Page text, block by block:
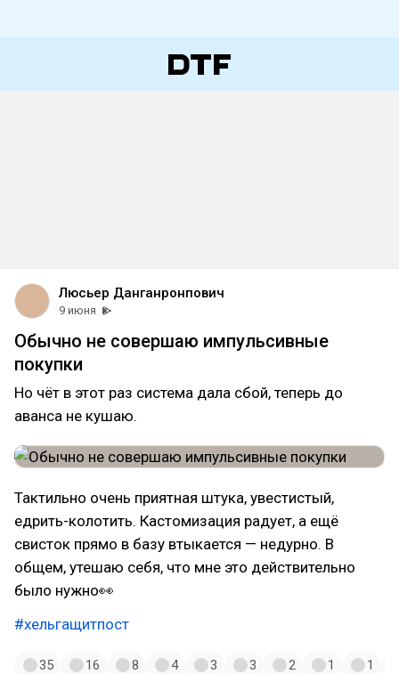
Люсьер Данганронпович
9 июня
Обычно не совершаю импульсивные
покупки
Но чёт в этот раз система дала сбой, теперь до
аванса не кушаю.
Тактильно очень приятная штука, увестистый,
едрить-колотить. Кастомизация радует, а ещё
свисток прямо в базу втыкается — недурно. В
общем, утешаю себя, что мне это действительно
было нужно👀
#хельгащитпост
35 16 8 4 3 3 2 1 1